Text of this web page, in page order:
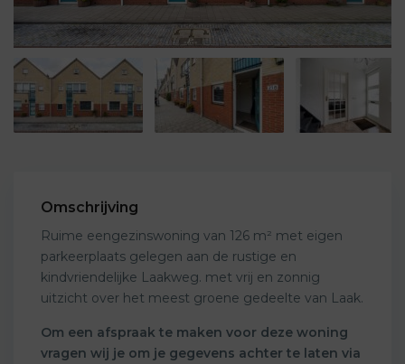
Omschrijving
Ruime eengezinswoning van 126 m² met eigen
parkeerplaats gelegen aan de rustige en
kindvriendelijke Laakweg. met vrij en zonnig
uitzicht over het meest groene gedeelte van Laak.
Om een afspraak te maken voor deze woning
vragen wij je om je gegevens achter te laten via